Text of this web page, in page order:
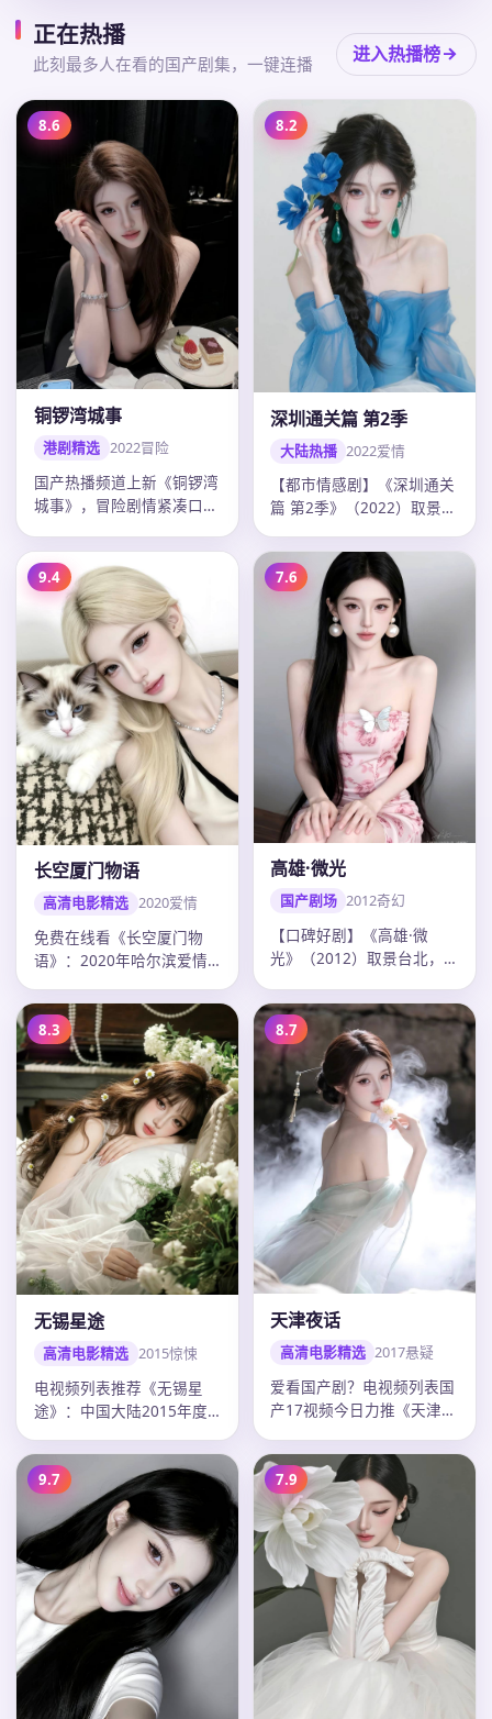
正在热播
此刻最多人在看的国产剧集，一键连播 进入热播榜
8.6
铜锣湾城事
港剧精选 2022冒险
国产热播频道上新《铜锣湾
城事》，冒险剧情紧凑口碑
2022年…
8.2
深圳通关篇 第2季
大陆热播 2022爱情
【都市情感剧】《深圳通关
篇 第2季》（2022）取景开
迪…
9.4
长空厦门物语
高清电影精选 2020爱情
免费在线看《长空厦门物
语》：2020年哈尔滨爱情
晓彤、易…
7.6
高雄·微光
国产剧场 2012奇幻
【口碑好剧】《高雄·微
光》（2012）取景台北，
陈意涵，…
8.3
无锡星途
高清电影精选 2015惊悚
电视频列表推荐《无锡星
途》：中国大陆2015年度
乐领衔，…
8.7
天津夜话
高清电影精选 2017悬疑
爱看国产剧？电视频列表国
产17视频今日力推《天津夜
疑电…
9.7 7.9